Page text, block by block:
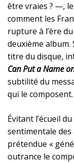
être vraies ? —,
comment les
rupture à l’ère
deuxième album.
titre du disque,
Can Put a Name
subtilité du
qui le composent.
Évitant l’écueil
sentimentale des
prétendue «
outrance le